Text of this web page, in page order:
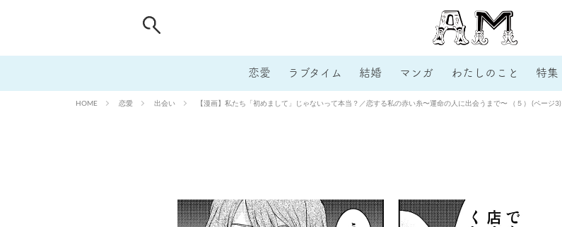
恋愛 ラブタイム 結婚 マンガ わたしのこと 特集
HOME 恋愛 出会い 【漫画】私たち「初めまして」じゃないって本当？／恋する私の赤い糸〜運命の人に出会うまで〜 （５） (ページ3)